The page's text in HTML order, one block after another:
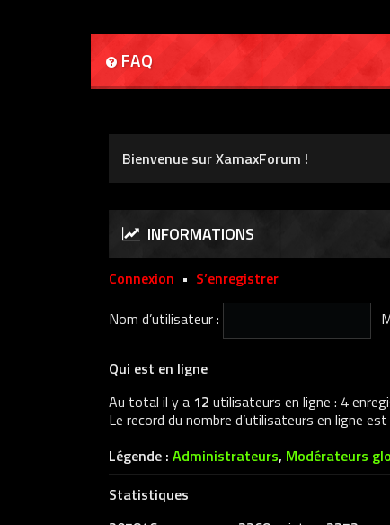
FAQ
Bienvenue sur XamaxForum !
INFORMATIONS
Connexion • S’enregistrer
Nom d’utilisateur :
Qui est en ligne
Au total il y a 12 utilisateurs en ligne : 4
Le record du nombre d’utilisateurs en ligne est
Légende : Administrateurs, Modérateurs
Statistiques